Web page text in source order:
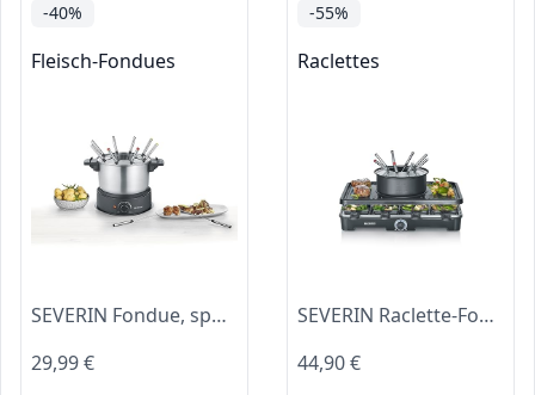
-40%
Fleisch-Fondues
SEVERIN Fondue, spülmaschinengeeignetes Fondueset mit 8 farblich markierten Gabeln, elektrisch, aus Edelstahl, für Käsefondue, Schokofondue oder Ölfondue, schwarz, FO 2470
29,99 €
-55%
Raclettes
SEVERIN Raclette-Fondue-Kombination für 8 Personen, 2-in-1 Raclette Grill mit Grillplatte & Fondue-Set, Antihaftbeschichtung, inkl. 8 Pfännchen, Schabern & Fondue-Gabeln, spülmaschinengeeignet, RG2347
44,90 €